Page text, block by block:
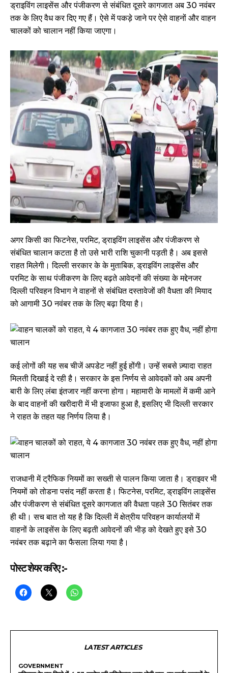
ड्राइविंग लाइसेंस और पंजीकरण से संबंधित दूसरे कागजात अब 30 नवंबर
तक के लिए वैध कर दिए गए हैं। ऐसे में पकड़े जाने पर ऐसे वाहनों और वाहन
चालकों को चालान नहीं किया जाएगा।
अगर किसी का फिटनेस, परमिट, ड्राइविंग लाइसेंस और पंजीकरण से
संबंधित चालान कटता है तो उसे भारी राशि चुकानी पड़ती है। अब इससे
राहत मिलेगी। दिल्ली सरकार के के मुताबिक, ड्राइविंग लाइसेंस और
परमिट के साथ पंजीकरण के लिए बढ़ते आवेदनों की संख्या के मद्देनजर
दिल्ली परिवहन विभाग ने वाहनों से संबंधित दस्तावेजों की वैधता की मियाद
को आगामी 30 नवंबर तक के लिए बढ़ा दिया है।
कई लोगों की यह सब चीजें अपडेट नहीं हुई होंगी। उन्हें सबसे ज़्यादा राहत
मिलती दिखाई दे रही है। सरकार के इस निर्णय से आवेदकों को अब अपनी
बारी के लिए लंबा इंतजार नहीं करना होगा। महामारी के मामलों में कमी आने
के बाद वाहनों की खरीदारी में भी इजाफा हुआ है, इसलिए भी दिल्ली सरकार
ने राहत के तहत यह निर्णय लिया है।
राजधानी में ट्रैफिक नियमों का सख्ती से पालन किया जाता है। ड्राइवर भी
नियमों को तोडना पसंद नहीं करता है। फिटनेस, परमिट, ड्राइविंग लाइसेंस
और पंजीकरण से संबंधित दूसरे कागजात की वैधता पहले 30 सितंबर तक
ही थी। सच बात तो यह है कि दिल्ली में क्षेत्रीय परिवहन कार्यालयों में
वाहनों के लाइसेंस के लिए बढ़ती आवेदनों की भीड़ को देखते हुए इसे 30
नवंबर तक बढ़ाने का फैसला लिया गया है।
पोस्ट शेयर करिए :-
LATEST ARTICLES
GOVERNMENT